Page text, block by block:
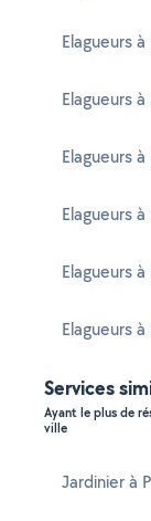
Elagueurs
Elagueurs
Elagueurs
Elagueurs
Elagueurs
Elagueurs
Services
Ayant le plus de
ville
Jardinier à